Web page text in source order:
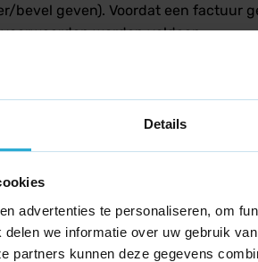
Details
advertenties te personaliseren, om
we informatie over uw gebruik
partners kunnen deze gegevens
bevel geven). Voordat een
worden voldaan:
gecontroleerd en akkoord
(PO) of offerte.
of het juiste